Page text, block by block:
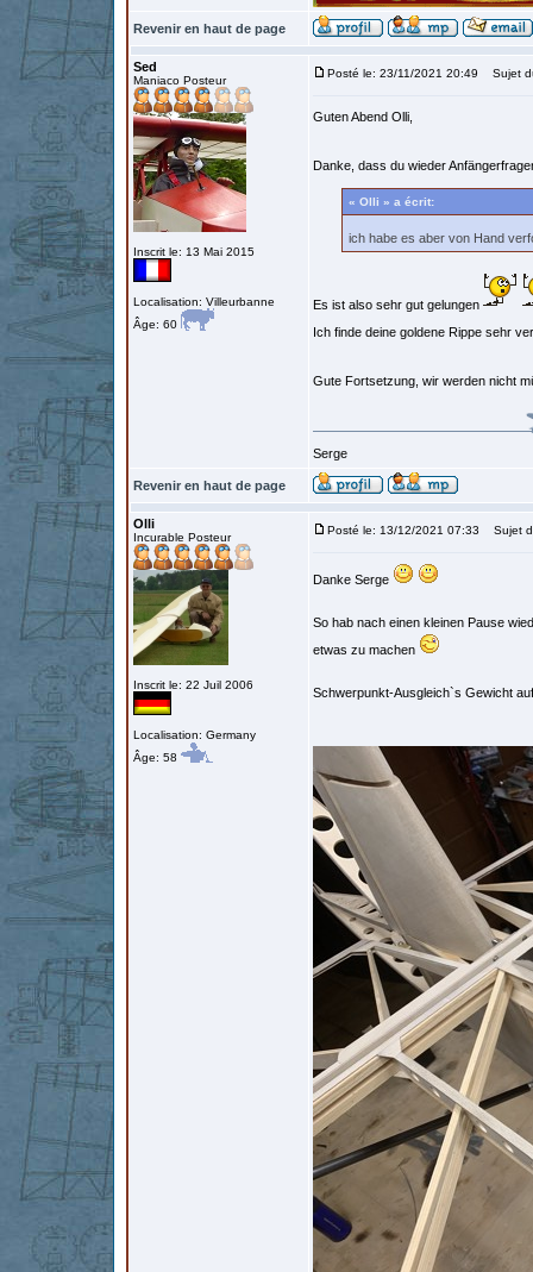
Revenir en haut de page
Sed
Maniaco Posteur
Inscrit le: 13 Mai 2015
Localisation: Villeurbanne
Âge: 60
Posté le: 23/11/2021 20:49 Sujet
Guten Abend Olli,
Danke, dass du wieder
« Olli » a écrit:
ich habe es aber von Hand
Es ist also sehr gut gelungen
Ich finde deine goldene Rippe sehr
Gute Fortsetzung, wir werden nicht
Serge
Revenir en haut de page
Olli
Incurable Posteur
Inscrit le: 22 Juil 2006
Localisation: Germany
Âge: 58
Posté le: 13/12/2021 07:33 Sujet
Danke Serge
So hab nach einen kleinen Pause
etwas zu machen
Schwerpunkt-Ausgleich`s Gewicht